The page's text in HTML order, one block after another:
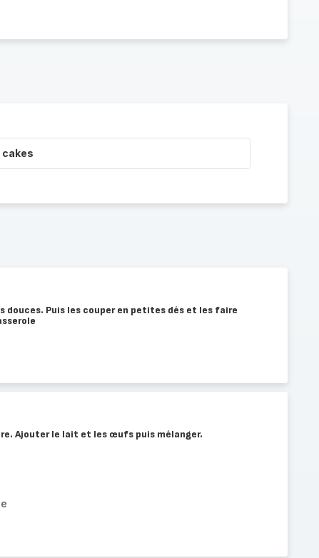
cakes
douces. Puis les couper en petites dés et les faire
Ajouter le lait et les œufs puis mélanger.